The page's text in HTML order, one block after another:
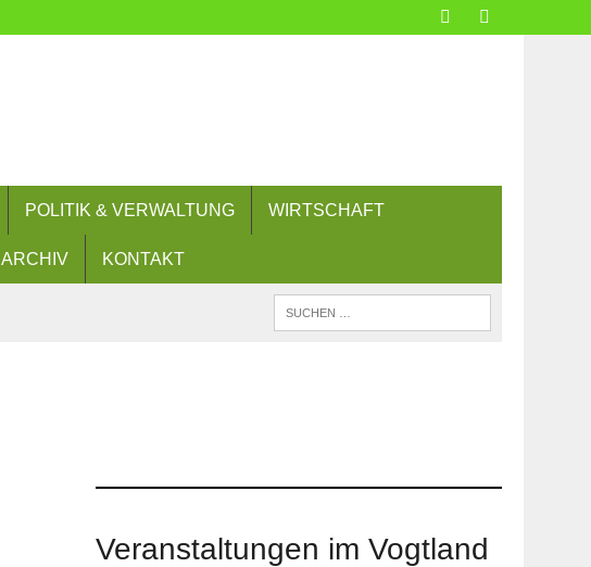
POLITIK & VERWALTUNG WIRTSCHAFT
ARCHIV KONTAKT
Veranstaltungen im Vogtland